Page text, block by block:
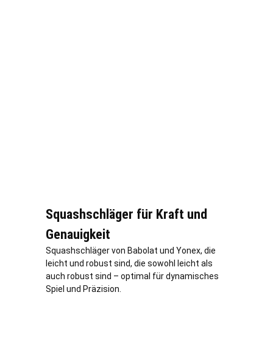
Squashschläger für Kraft und
Genauigkeit
Squashschläger von Babolat und Yonex, die
leicht und robust sind, die sowohl leicht als
auch robust sind – optimal für dynamisches
Spiel und Präzision.